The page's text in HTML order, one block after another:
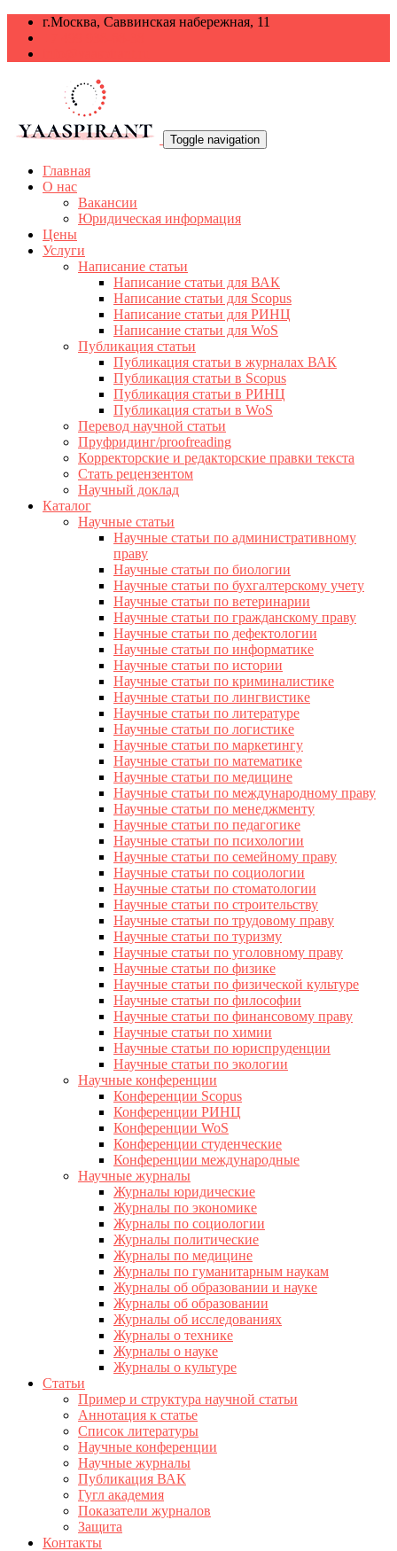
г.Москва, Саввинская набережная, 11
Toggle navigation
Главная
О нас
Вакансии
Юридическая информация
Цены
Услуги
Написание статьи
Написание статьи для ВАК
Написание статьи для Scopus
Написание статьи для РИНЦ
Написание статьи для WoS
Публикация статьи
Публикация статьи в журналах ВАК
Публикация статьи в Scopus
Публикация статьи в РИНЦ
Публикация статьи в WoS
Перевод научной статьи
Пруфридинг/proofreading
Корректорские и редакторские правки текста
Стать рецензентом
Научный доклад
Каталог
Научные статьи
Научные статьи по административному
праву
Научные статьи по биологии
Научные статьи по бухгалтерскому учету
Научные статьи по ветеринарии
Научные статьи по гражданскому праву
Научные статьи по дефектологии
Научные статьи по информатике
Научные статьи по истории
Научные статьи по криминалистике
Научные статьи по лингвистике
Научные статьи по литературе
Научные статьи по логистике
Научные статьи по маркетингу
Научные статьи по математике
Научные статьи по медицине
Научные статьи по международному праву
Научные статьи по менеджменту
Научные статьи по педагогике
Научные статьи по психологии
Научные статьи по семейному праву
Научные статьи по социологии
Научные статьи по стоматологии
Научные статьи по строительству
Научные статьи по трудовому праву
Научные статьи по туризму
Научные статьи по уголовному праву
Научные статьи по физике
Научные статьи по физической культуре
Научные статьи по философии
Научные статьи по финансовому праву
Научные статьи по химии
Научные статьи по юриспруденции
Научные статьи по экологии
Научные конференции
Конференции Scopus
Конференции РИНЦ
Конференции WoS
Конференции студенческие
Конференции международные
Научные журналы
Журналы юридические
Журналы по экономике
Журналы по социологии
Журналы политические
Журналы по медицине
Журналы по гуманитарным наукам
Журналы об образовании и науке
Журналы об образовании
Журналы об исследованиях
Журналы о технике
Журналы о науке
Журналы о культуре
Статьи
Пример и структура научной статьи
Аннотация к статье
Список литературы
Научные конференции
Научные журналы
Публикация ВАК
Гугл академия
Показатели журналов
Защита
Контакты